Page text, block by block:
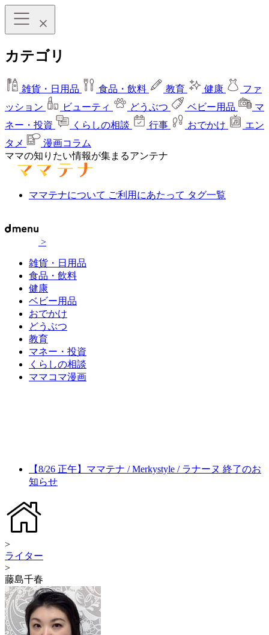
カテゴリ
雑貨・日用品 食品・飲料 教育 健康
ファ
ッション
ビューティ どうぶつ ベビー用品
マ
ネー・投資
くらしの相談 行事 おでかけ
エン
タメ
漫画コラム
ママの知りたい情報が集まるアンテナ
ママテナについて ご利用にあたって タグ一覧
>
雑貨・日用品
食品・飲料
健康
ベビー用品
おでかけ
どうぶつ
教育
マネー・投資
くらしの相談
ママコマ漫画
【8/26 正午】ママテナ / Merkystyle / ラナーヌ 終了のお
知らせ
>
ライター
>
藤島千春